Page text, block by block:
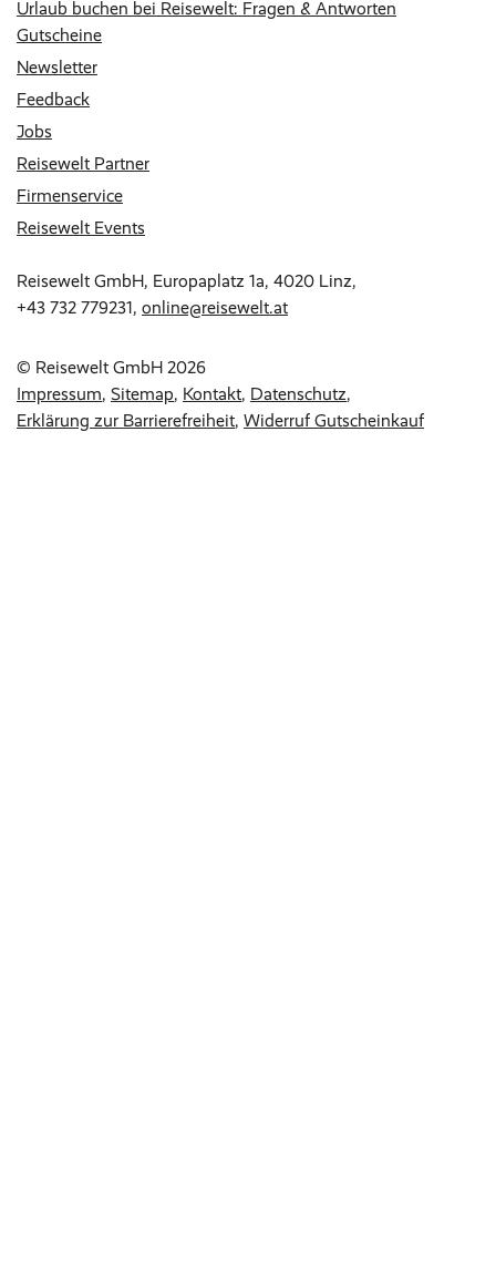
Urlaub buchen bei Reisewelt: Fragen & Antworten
Gutscheine
Newsletter
Feedback
Jobs
Reisewelt Partner
Firmenservice
Reisewelt Events
Reisewelt GmbH, Europaplatz 1a, 4020 Linz,
+43 732 779231, online@reisewelt.at
© Reisewelt GmbH 2026
Impressum Sitemap Kontakt Datenschutz
Erklärung zur Barrierefreiheit Widerruf Gutscheinkauf